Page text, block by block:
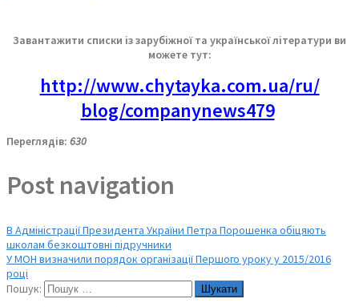
Завантажити списки із зарубіжної та української літератури ви
можете тут:
http://www.chytayka.com.ua/ru/
blog/companynews479
Переглядів: 630
Post navigation
В Адміністрації Президента України Петра Порошенка обіцяють
школам безкоштовні підручники
У МОН визначили порядок організації Першого уроку у 2015/2016
році
Пошук: